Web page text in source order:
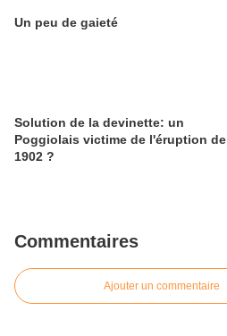
Un peu de gaieté
Solution de la devinette: un
Poggiolais victime de l'éruption de
1902 ?
Commentaires
Ajouter un commentaire